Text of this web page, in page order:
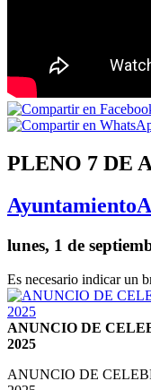
PLENO 7 DE
Ayuntamiento
lunes, 1 de
Es necesario indicar un
ANUNCIO DE
2025
ANUNCIO DE